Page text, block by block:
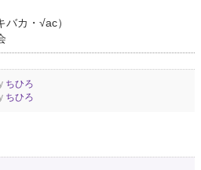
カ・√ac）
ちひろ
ちひろ